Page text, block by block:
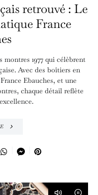
retrouvé : Le
France
1977 qui célèbrent
Avec des boîtiers en
Ebauches, et une
chaque détail reflète